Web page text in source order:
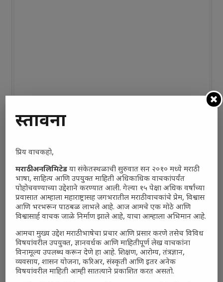
प्रस्तावना
प्रिय वाचकहो,
मराठी अनलिमिटेड या संकेतस्थळाची सुरुवात सन २०१० मध्ये मराठी
भाषा, साहित्य आणि उपयुक्त माहिती अधिकाधिक वाचकांपर्यंत
पोहोचवण्याच्या उद्देशाने करण्यात आली. गेल्या १५ पेक्षा अधिक वर्षांच्या
प्रवासात आम्हाला महाराष्ट्रासह जगभरातील मराठी वाचकांचे प्रेम, विश्वास
आणि भरभरून पाठबळ लाभले आहे. आज आमचे एक मोठे आणि
विश्वासार्ह वाचक जाळे निर्माण झाले आहे, याचा आम्हाला अभिमान आहे.
आमचा मुख्य उद्देश मराठी भाषेचा प्रचार आणि प्रसार करणे तसेच विविध
विषयांवरील उपयुक्त, ज्ञानवर्धक आणि माहितीपूर्ण लेख वाचकांना
विनामूल्य उपलब्ध करून देणे हा आहे. शिक्षण, आरोग्य, तंत्रज्ञान,
व्यवसाय, शासन योजना, करिअर, संस्कृती आणि इतर अनेक
विषयांवरील माहिती आम्ही सातत्याने प्रकाशित करत असतो.